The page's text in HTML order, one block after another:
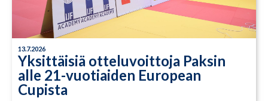
13.7.2026
Yksittäisiä otteluvoittoja Paksin
alle 21-vuotiaiden European
Cupista